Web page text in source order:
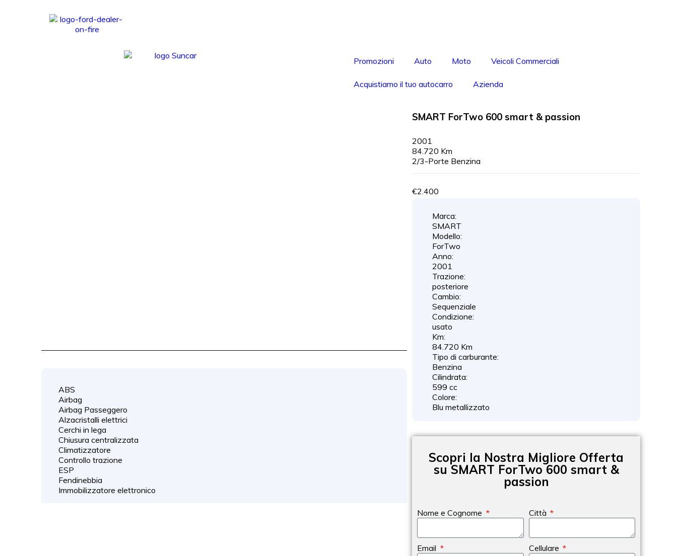
Promozioni Auto Moto Veicoli Commerciali
Acquistiamo il tuo autocarro Azienda
ABS
Airbag
Airbag Passeggero
Alzacristalli elettrici
Cerchi in lega
Chiusura centralizzata
Climatizzatore
Controllo trazione
ESP
Fendinebbia
Immobilizzatore elettronico
SMART ForTwo 600 smart & passion
2001
84.720 Km
2/3-Porte Benzina
€2.400
Marca:
SMART
Modello:
ForTwo
Anno:
2001
Trazione:
posteriore
Cambio:
Sequenziale
Condizione:
usato
Km:
84.720 Km
Tipo di carburante:
Benzina
Cilindrata:
599 cc
Colore:
Blu metallizzato
Scopri la Nostra Migliore Offerta
su SMART ForTwo 600 smart &
passion
Nome e Cognome Città
Email Cellulare